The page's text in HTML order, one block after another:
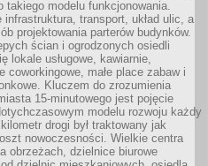
takiego modelu funkcjonowania.
infrastruktura, transport, układ ulic, a
projektowania parterów budynków.
ścian i ogrodzonych osiedli
lokale usługowe, kawiarnie,
coworkingowe, małe place zabaw i
Kluczem do zrozumienia
15-minutowego jest pojęcie
modelu rozwoju każdy
drogi był traktowany jak
nowoczesności. Wielkie centra
obrzeżach, dzielnice biurowe